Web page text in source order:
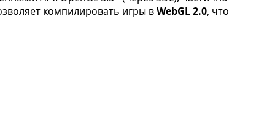
компилировать игры вWebGL 2.0, что